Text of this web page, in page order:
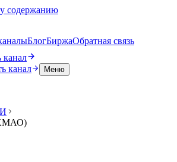
содержанию
БлогБиржаОбратная связь
канал
канал Меню